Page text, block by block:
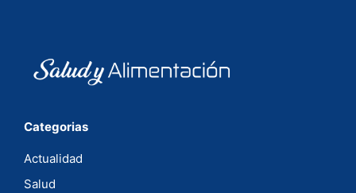
Categorias
Actualidad
Salud